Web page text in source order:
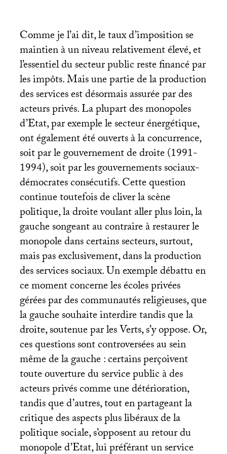
Comme je l’ai dit, le taux d’imposition se
maintien à un niveau relativement élevé, et
l’essentiel du secteur public reste financé par
les impôts. Mais une partie de la production
des services est désormais assurée par des
acteurs privés. La plupart des monopoles
d’Etat, par exemple le secteur énergétique,
ont également été ouverts à la concurrence,
soit par le gouvernement de droite (1991-
1994), soit par les gouvernements sociaux-
démocrates consécutifs. Cette question
continue toutefois de cliver la scène
politique, la droite voulant aller plus loin, la
gauche songeant au contraire à restaurer le
monopole dans certains secteurs, surtout,
mais pas exclusivement, dans la production
des services sociaux. Un exemple débattu en
ce moment concerne les écoles privées
gérées par des communautés religieuses, que
la gauche souhaite interdire tandis que la
droite, soutenue par les Verts, s’y oppose. Or,
ces questions sont controversées au sein
même de la gauche : certains perçoivent
toute ouverture du service public à des
acteurs privés comme une détérioration,
tandis que d’autres, tout en partageant la
critique des aspects plus libéraux de la
politique sociale, s’opposent au retour du
monopole d’Etat, lui préférant un service